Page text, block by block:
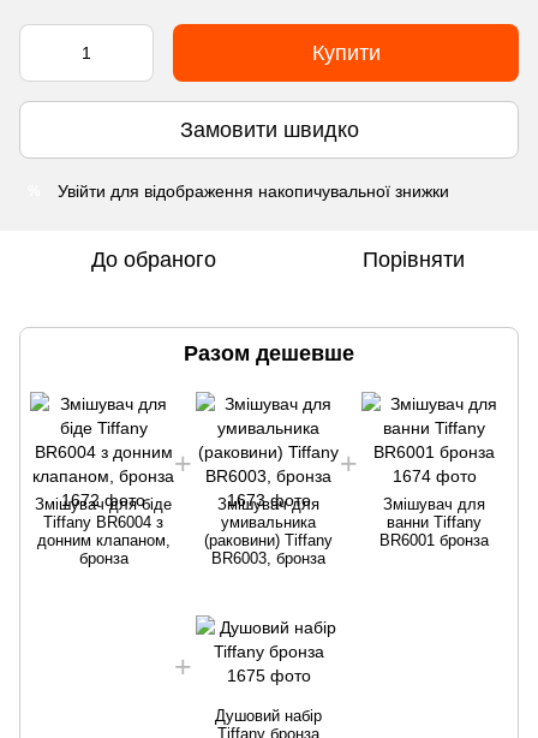
Купити
Замовити швидко
Увійти для відображення накопичувальної знижки
До обраного Порівняти
Разом дешевше
Змішувач для біде
Tiffany BR6004 з
донним клапаном,
бронза
Змішувач для
умивальника
(раковини) Tiffany
BR6003, бронза
Змішувач для
ванни Tiffany
BR6001 бронза
Душовий набір
Tiffany бронза